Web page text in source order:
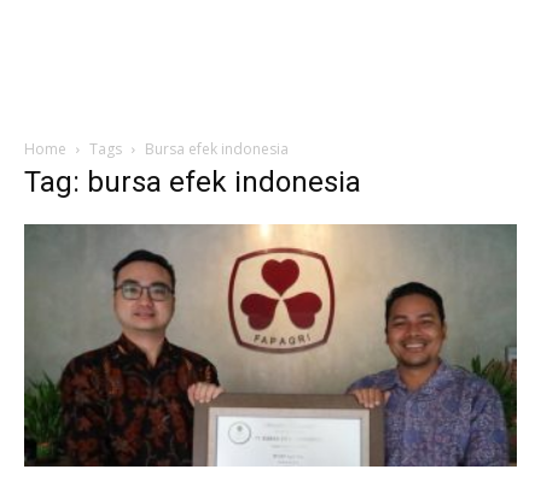
Home Tags Bursa efek indonesia
Tag: bursa efek indonesia